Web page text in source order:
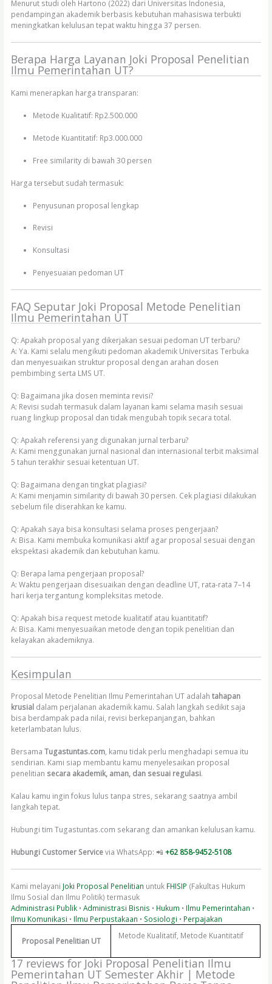
Menurut studi oleh Hartono (2022) dari Universitas Indonesia,
pendampingan akademik berbasis kebutuhan mahasiswa terbukti
meningkatkan kelulusan tepat waktu hingga 37 persen.
Berapa Harga Layanan Joki Proposal Penelitian
Ilmu Pemerintahan UT?
Kami menerapkan harga transparan:
Metode Kualitatif: Rp2.500.000
Metode Kuantitatif: Rp3.000.000
Free similarity di bawah 30 persen
Harga tersebut sudah termasuk:
Penyusunan proposal lengkap
Revisi
Konsultasi
Penyesuaian pedoman UT
FAQ Seputar Joki Proposal Metode Penelitian
Ilmu Pemerintahan UT
Q: Apakah proposal yang dikerjakan sesuai pedoman UT terbaru?
A: Ya. Kami selalu mengikuti pedoman akademik Universitas Terbuka
dan menyesuaikan struktur proposal dengan arahan dosen
pembimbing serta LMS UT.
Q: Bagaimana jika dosen meminta revisi?
A: Revisi sudah termasuk dalam layanan kami selama masih sesuai
ruang lingkup proposal dan tidak mengubah topik secara total.
Q: Apakah referensi yang digunakan jurnal terbaru?
A: Kami menggunakan jurnal nasional dan internasional terbit maksimal
5 tahun terakhir sesuai ketentuan UT.
Q: Bagaimana dengan tingkat plagiasi?
A: Kami menjamin similarity di bawah 30 persen. Cek plagiasi dilakukan
sebelum file diserahkan ke kamu.
Q: Apakah saya bisa konsultasi selama proses pengerjaan?
A: Bisa. Kami membuka komunikasi aktif agar proposal sesuai dengan
ekspektasi akademik dan kebutuhan kamu.
Q: Berapa lama pengerjaan proposal?
A: Waktu pengerjaan disesuaikan dengan deadline UT, rata-rata 7–14
hari kerja tergantung kompleksitas metode.
Q: Apakah bisa request metode kualitatif atau kuantitatif?
A: Bisa. Kami menyesuaikan metode dengan topik penelitian dan
kelayakan akademiknya.
Kesimpulan
Proposal Metode Penelitian Ilmu Pemerintahan UT adalahtahapan
krusial dalam perjalanan akademik kamu. Salah langkah sedikit saja
bisa berdampak pada nilai, revisi berkepanjangan, bahkan
keterlambatan lulus.
BersamaTugastuntas.com, kamu tidak perlu menghadapi semua itu
sendirian. Kami siap membantu kamu menyelesaikan proposal
penelitian secara akademik, aman, dan sesuai regulasi.
Kalau kamu ingin fokus lulus tanpa stres, sekarang saatnya ambil
langkah tepat.
Hubungi tim Tugastuntas.com sekarang dan amankan kelulusan kamu.
Hubungi Customer Servicevia WhatsApp: 📲 +62 858-9452-5108
Kami melayani Joki Proposal Penelitian untuk FHISIP (Fakultas Hukum
Ilmu Sosial dan Ilmu Politik) termasuk
Administrasi Publik •Administrasi Bisnis • Hukum • Ilmu Pemerintahan •
Ilmu Komunikasi • Ilmu Perpustakaan • Sosiologi • Perpajakan
Proposal Penelitian UT
Metode Kualitatif, Metode Kuantitatif
17 reviews for Joki Proposal Penelitian Ilmu
Pemerintahan UT Semester Akhir | Metode